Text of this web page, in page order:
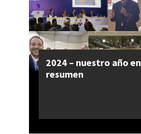
2024 – nuestro año en
resumen